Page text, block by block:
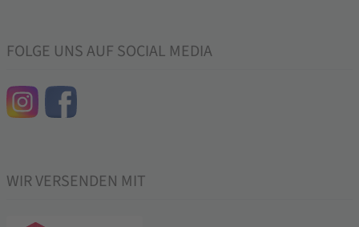
FOLGE UNS AUF SOCIAL MEDIA
WIR VERSENDEN MIT